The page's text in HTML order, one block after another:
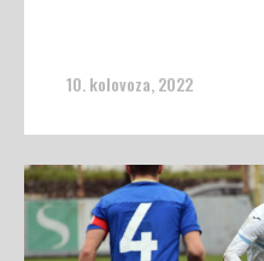
10. kolovoza, 2022